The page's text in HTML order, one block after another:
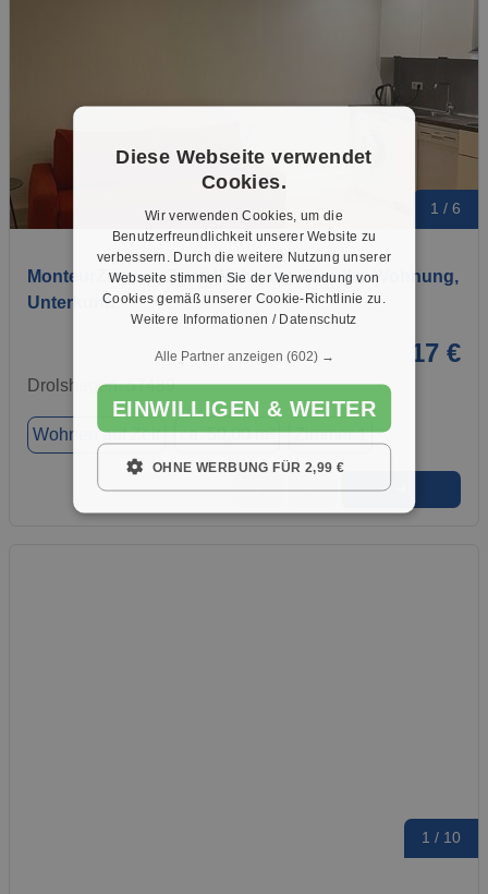
1 / 6
MonteurZimmer, Zweit Wohnung, Pendler Wohnung,
Unterkunft
17 €
Drolshagen, 57489
Wohnen auf Zeit ca. 50,00 m² Zimmer 1
★ ➦
1 / 10
Diese Webseite verwendet
Cookies.
Wir verwenden Cookies, um die
Benutzerfreundlichkeit unserer Website zu
verbessern. Durch die weitere Nutzung unserer
Webseite stimmen Sie der Verwendung von
Cookies gemäß unserer Cookie-Richtlinie zu.
Weitere Informationen / Datenschutz
Alle Partner anzeigen (602) →
EINWILLIGEN & WEITER
OHNE WERBUNG FÜR 2,99 €